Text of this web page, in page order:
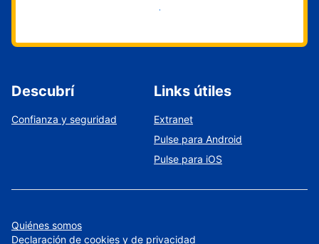
Empezar ahora
Descubrí
Confianza y seguridad
Links útiles
Extranet
Pulse para Android
Pulse para iOS
Quiénes somos
Declaración de cookies y de privacidad